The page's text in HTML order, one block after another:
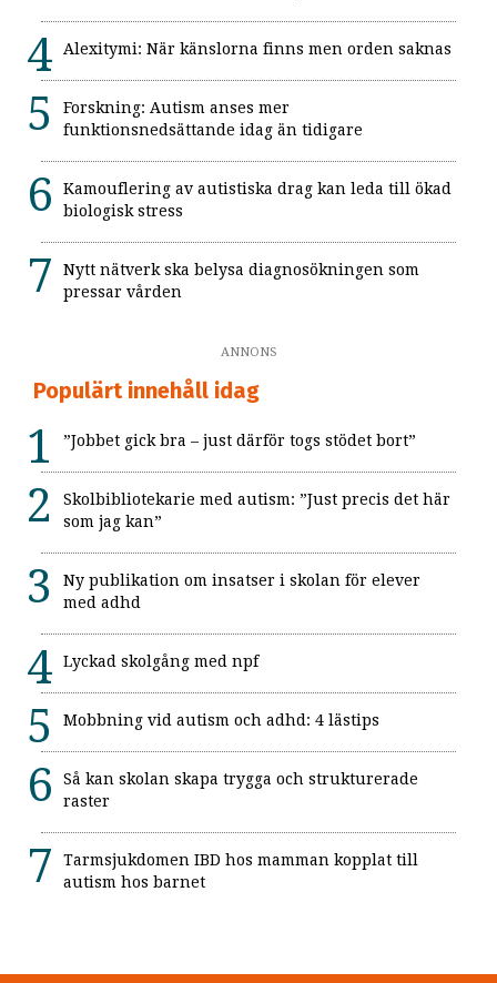
Alexitymi: När känslorna finns men orden saknas
Forskning: Autism anses mer
funktionsnedsättande idag än tidigare
Kamouflering av autistiska drag kan leda till ökad
biologisk stress
Nytt nätverk ska belysa diagnosökningen som
pressar vården
ANNONS
Populärt innehåll idag
”Jobbet gick bra – just därför togs stödet bort”
Skolbibliotekarie med autism: ”Just precis det här
som jag kan”
Ny publikation om insatser i skolan för elever
med adhd
Lyckad skolgång med npf
Mobbning vid autism och adhd: 4 lästips
Så kan skolan skapa trygga och strukturerade
raster
Tarmsjukdomen IBD hos mamman kopplat till
autism hos barnet